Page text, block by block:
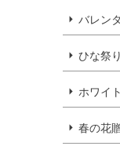
バレン
ひな祭り
ホワイ
春の花